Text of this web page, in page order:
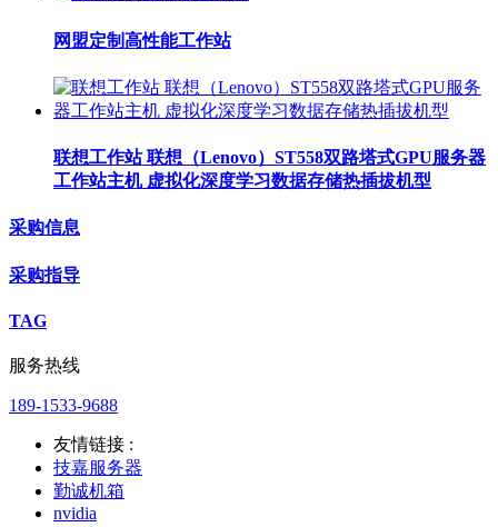
网盟定制高性能工作站
联想工作站 联想（Lenovo）ST558双路塔式GPU服务器
工作站主机 虚拟化深度学习数据存储热插拔机型
采购信息
采购指导
TAG
服务热线
189-1533-9688
友情链接 :
技嘉服务器
勤诚机箱
nvidia